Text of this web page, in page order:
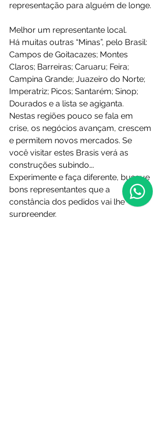
representação para alguém de longe.
Melhor um representante local.
Há muitas outras “Minas”, pelo Brasil:
Campos de Goitacazes; Montes
Claros; Barreiras; Caruaru; Feira;
Campina Grande; Juazeiro do Norte;
Imperatriz; Picos; Santarém; Sinop;
Dourados e a lista se agiganta.
Nestas regiões pouco se fala em
crise, os negócios avançam, crescem
e permitem novos mercados. Se
você visitar estes Brasis verá as
construções subindo….
Experimente e faça diferente, busque
bons representantes que a
constância dos pedidos vai lhe
surpreender.